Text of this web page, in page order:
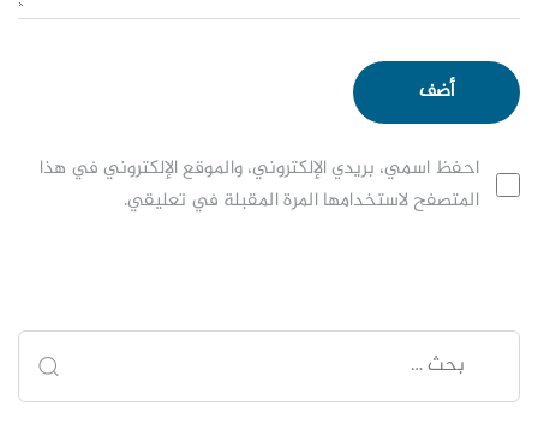
احفظ اسمي، بريدي الإلكتروني، والموقع الإلكتروني في هذا
المتصفح لاستخدامها المرة المقبلة في تعليقي.